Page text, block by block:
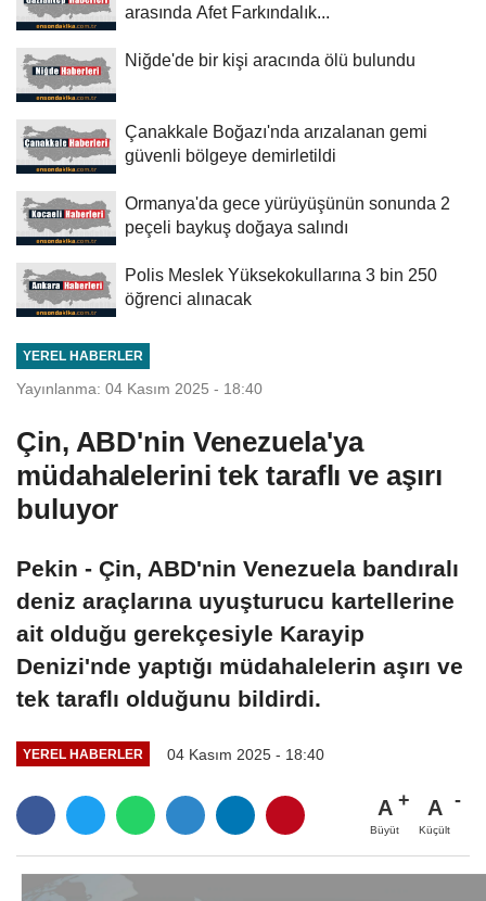
arasında Afet Farkındalık...
Niğde'de bir kişi aracında ölü bulundu
Çanakkale Boğazı'nda arızalanan gemi
güvenli bölgeye demirletildi
Ormanya'da gece yürüyüşünün sonunda 2
peçeli baykuş doğaya salındı
Polis Meslek Yüksekokullarına 3 bin 250
öğrenci alınacak
YEREL HABERLER
Yayınlanma: 04 Kasım 2025 - 18:40
Çin, ABD'nin Venezuela'ya
müdahalelerini tek taraflı ve aşırı
buluyor
Pekin - Çin, ABD'nin Venezuela bandıralı
deniz araçlarına uyuşturucu kartellerine
ait olduğu gerekçesiyle Karayip
Denizi'nde yaptığı müdahalelerin aşırı ve
tek taraflı olduğunu bildirdi.
YEREL HABERLER 04 Kasım 2025 - 18:40
A
Büyüt
A
Küçült